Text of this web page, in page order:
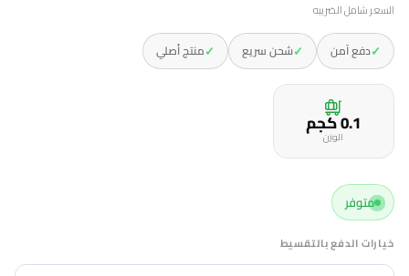
السعر شامل الضريبه
✓دفع آمن ✓شحن سريع ✓منتج أصلي
0.1 كجمالوزن
متوفر
خيارات الدفع بالتقسيط